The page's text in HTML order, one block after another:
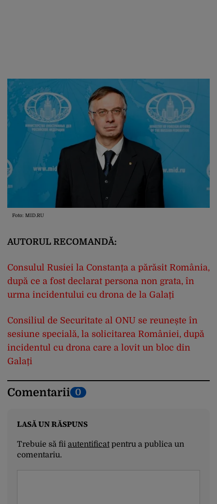
Foto: MID.RU
AUTORUL RECOMANDĂ:
Consulul Rusiei la Constanța a părăsit România,
după ce a fost declarat persona non grata, în
urma incidentului cu drona de la Galați
Consiliul de Securitate al ONU se reunește în
sesiune specială, la solicitarea României, după
incidentul cu drona care a lovit un bloc din
Galați
Comentarii 0
LASĂ UN RĂSPUNS
Trebuie să fii autentificatpentru a publica un
comentariu.